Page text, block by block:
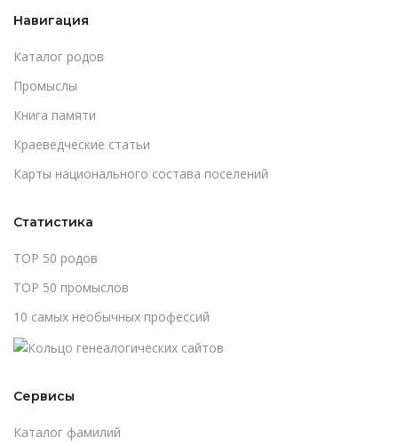
Навигация
Каталог родов
Промыслы
Книга памяти
Краеведческие статьи
Карты национального состава поселений
Статистика
TOP 50 родов
TOP 50 промыслов
10 самых необычных профессий
Сервисы
Каталог фамилий